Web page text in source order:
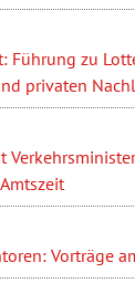
Führung zu
privaten
Vorträge